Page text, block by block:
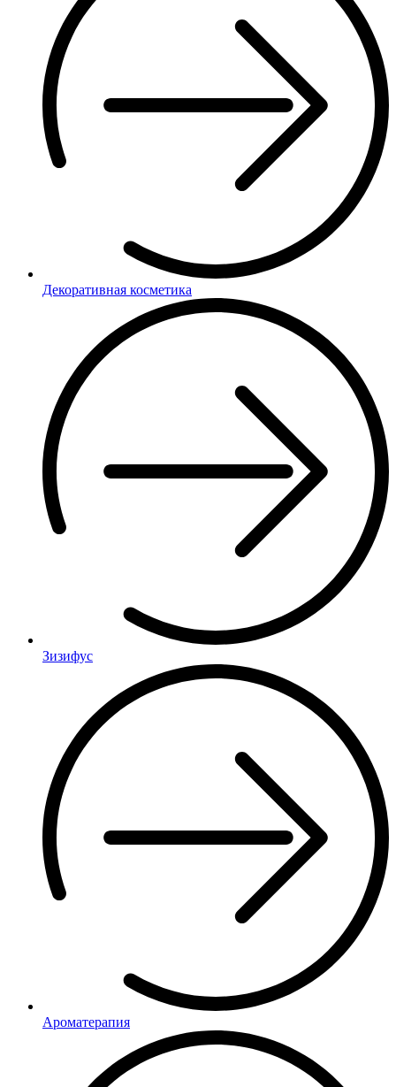
Декоративная косметика
Зизифус
Ароматерапия